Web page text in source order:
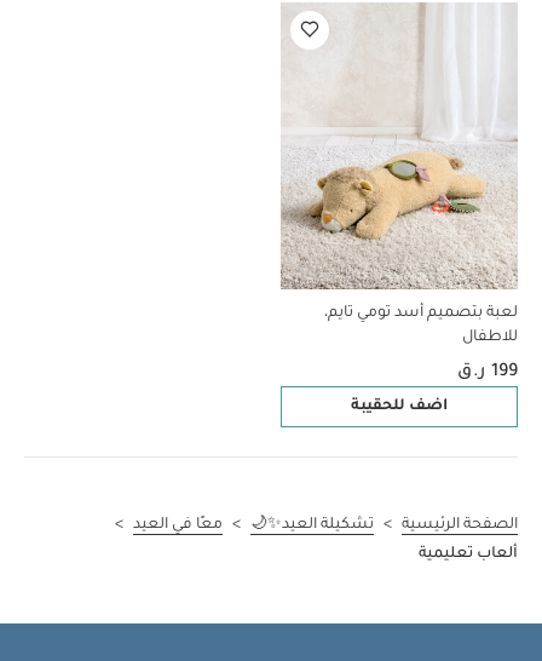
لعبة بتصميم أسد تومي تايم،
للاطفال
199 ر.ق
اضف للحقيبة
الصفحة الرئيسية > تشكيلة العيد✨🌙 > معًا في العيد >
ألعاب تعليمية